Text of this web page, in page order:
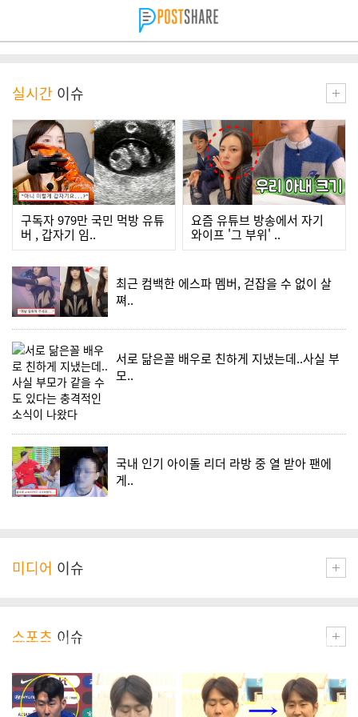
실시간 이슈
구독자 979만 국민 먹방 유튜
버 , 갑자기 임..
요즘 유튜브 방송에서 자기
와이프 '그 부위' ..
최근 컴백한 에스파 멤버, 걷잡을 수 없이 살
쪄..
서로 닮은꼴 배우로 친하게 지냈는데..사실 부
모..
국내 인기 아이돌 리더 라방 중 열 받아 팬에
게..
미디어 이슈
스포츠 이슈
[속보] IS 챔피언스리그 8강 경기
'귀네슈 한국 국대 감독 루머' 대놓